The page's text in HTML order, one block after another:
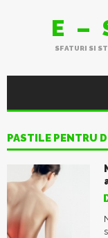
E –
SFATURI SI
PASTILE PENTRU